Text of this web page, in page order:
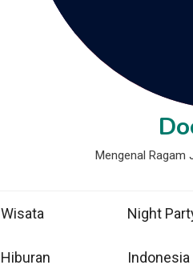
Mengenal Ragam
Wisata
Hiburan
Night
Indonesia